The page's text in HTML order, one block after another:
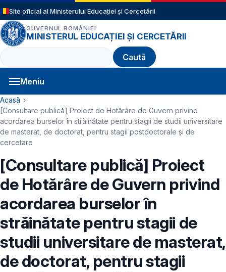
Sari la conținutul principal
Site oficial al Ministerului Educației și Cercetării
GUVERNUL ROMÂNIEI
MINISTERUL EDUCAȚIEI ȘI CERCETĂRII
Caută
Meniu
Navigație principală
Cale de navigare
Acasă
[Consultare publică] Proiect de Hotărâre de Guvern privind
acordarea burselor în străinătate pentru stagii de studii universitare
de masterat, de doctorat, pentru stagii postdoctorale și de
cercetare
[Consultare publică] Proiect
de Hotărâre de Guvern privind
acordarea burselor în
străinătate pentru stagii de
studii universitare de masterat,
de doctorat, pentru stagii